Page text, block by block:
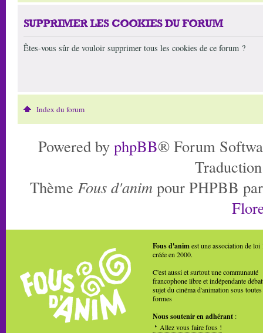
SUPPRIMER LES COOKIES DU FORUM
Êtes-vous sûr de vouloir supprimer tous les cookies de ce forum ?
Index du forum
Powered by phpBB® Forum
Thème Fous d'anim pour PHPBB
Fous d'animest une association de loi
créée en 2000.
C'est aussi et surtout une communauté
francophone libre et indépendante
sujet du cinéma d'animation sous toutes
formes
Nous soutenir en adhérant :
Allez vous faire fous !